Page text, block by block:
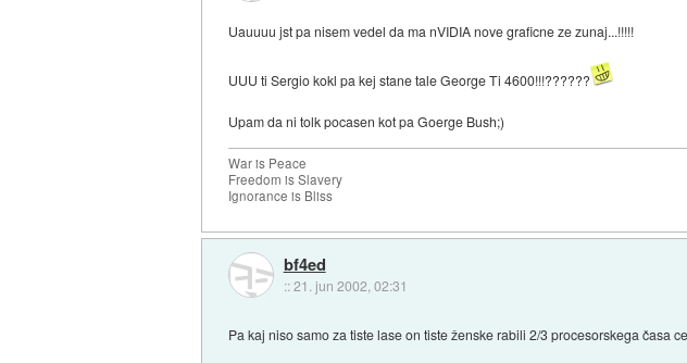
Uauuuu jst pa nisem vedel da ma nVIDIA nove graficne ze zunaj...!!!!!
UUU ti Sergio kokl pa kej stane tale George Ti 4600!!!??????
Upam da ni tolk pocasen kot pa Goerge Bush;)
War is Peace
Freedom is Slavery
Ignorance is Bliss
bf4ed
::21. jun 2002, 02:31
Pa kaj niso samo za tiste lase on tiste ženske rabili 2/3 procesorskega časa